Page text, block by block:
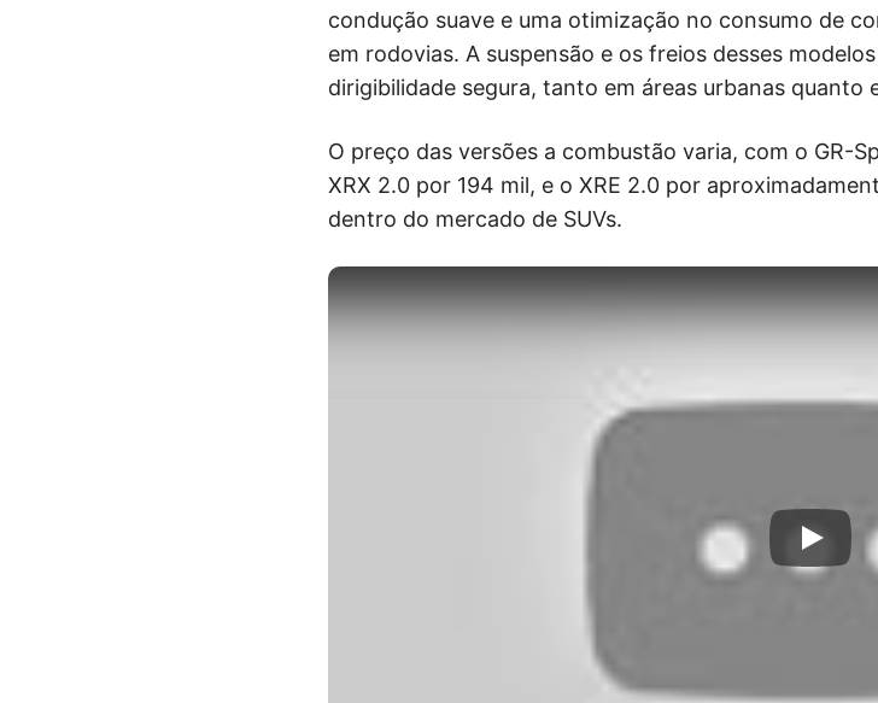
condução suave e uma otimização no consumo de
em rodovias. A suspensão e os freios desses
dirigibilidade segura, tanto em áreas urbanas quanto
O preço das versões a combustão varia, com o GR-
XRX 2.0 por 194 mil, e o XRE 2.0 por
dentro do mercado de SUVs.